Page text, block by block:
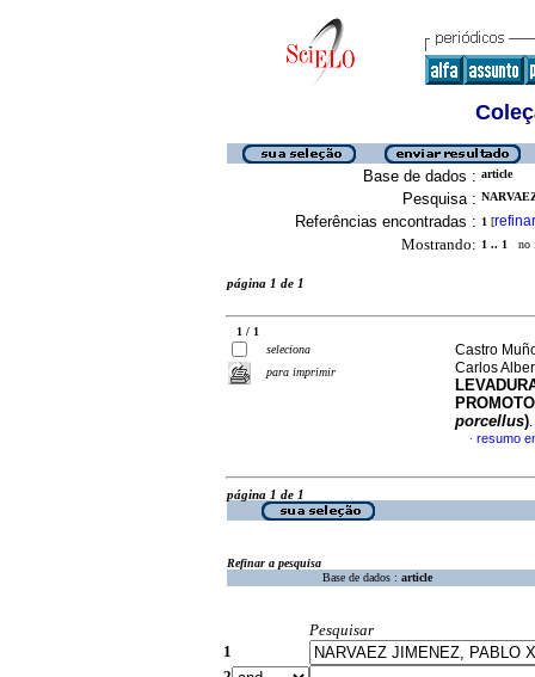
Base de dados : article
Pesquisa :
Referências encontradas : 1 [refinar
Mostrando: 1 .. 1 no
página 1 de 1
1 / 1
seleciona
para imprimir
Castro
Carlos
porcellus).
· resumo
página 1 de 1
Refinar a pesquisa
Base de dados : article
Pesquisar
1